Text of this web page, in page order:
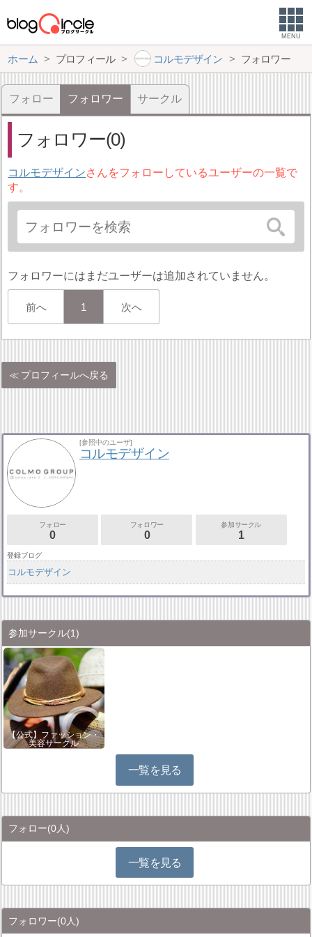
MENU
ホーム プロフィール コルモデザイン フォロワー
フォロー フォロワー サークル
フォロワー(0)
コルモデザインさんをフォローしているユーザーの一覧で
す。
フォロワーにはまだユーザーは追加されていません。
前へ 1 次へ
プロフィールへ戻る
[参照中のユーザ]
コルモデザイン
フォロー
0
フォロワー
0
参加サークル
1
登録ブログ
コルモデザイン
参加サークル(1)
【公式】ファッション・
美容サークル
一覧を見る
フォロー(0人)
一覧を見る
フォロワー(0人)